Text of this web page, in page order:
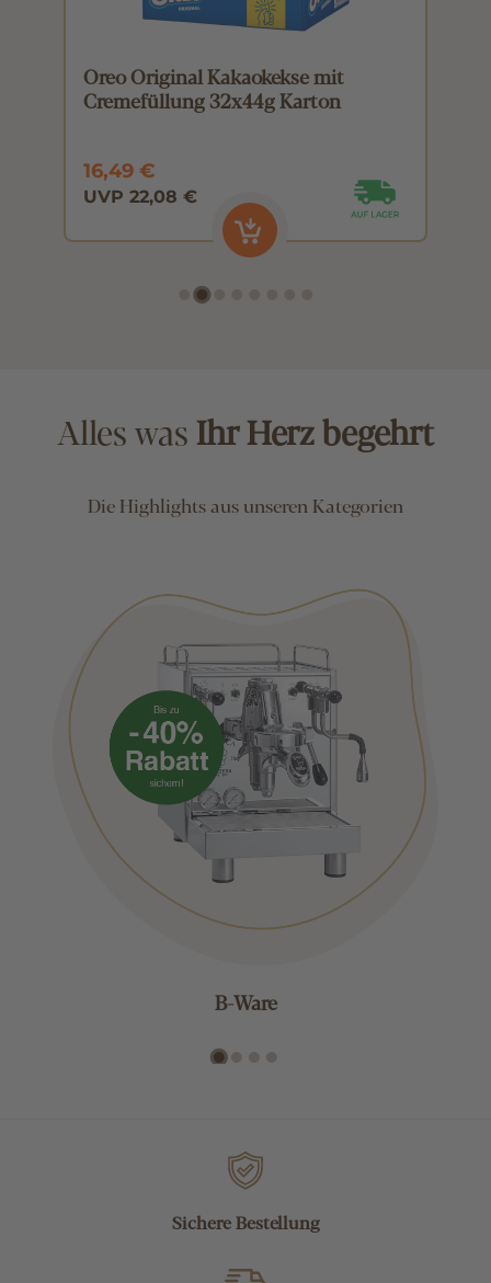
Oreo Original Kakaokekse mit
Cremefüllung 32x44g Karton
16,49 €
UVP 22,08 €
Alles wasIhr Herz begehrt
Die Highlights aus unseren Kategorien
B-Ware
Sichere Bestellung